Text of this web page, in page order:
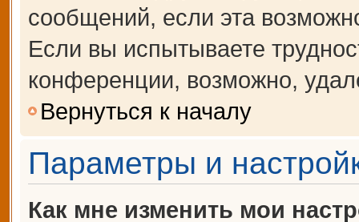
сообщений, если эта
Если вы испытываете
конференции, возможно,
Вернуться к началу
Параметры и
Как мне изменить мои